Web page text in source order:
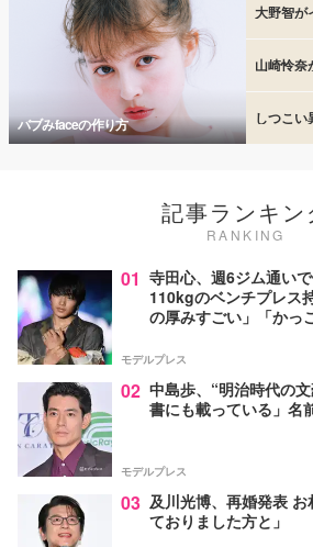
バブみfaceの作り方
大野智が
山崎怜奈
しつこ
記事ランキン
RANKING
01 寺田心、週6ジム通い
110kgのベンチプレス
の厚みすごい」「かっ
モデルプレス
02 中島歩、“明治時代の
書にも載っている」名
モデルプレス
03 及川光博、再婚発表
ておりました方と」